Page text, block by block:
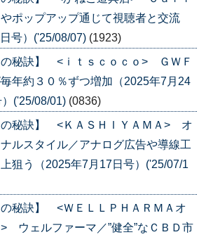
ポップアップ通じて視聴者と交流
号）('25/08/07) (1923)
の秘訣】 <ｉｔｓｃｏｃｏ> ＧＷＦ
年約３０％ずつ増加（2025年7月24
('25/08/01) (0836)
の秘訣】 <ＫＡＳＨＩＹＡＭＡ> オ
ルスタイル／アナログ広告や導線工
狙う（2025年7月17日号）('25/07/1
の秘訣】 <ＷＥＬＬＰＨＡＲＭＡオ
ウェルファーマ／”健全”なＣＢＤ市